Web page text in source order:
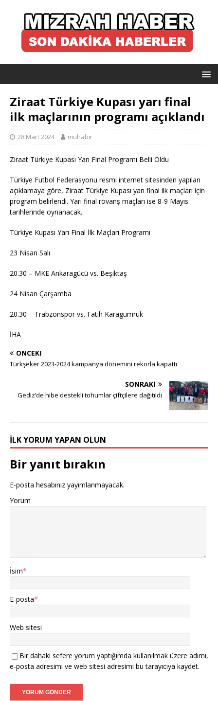
Ziraat Türkiye Kupası yarı final
ilk maçlarının programı açıklandı
28 Mart 2024 muhabir
Ziraat Türkiye Kupası Yarı Final Programı Belli Oldu
Türkiye Futbol Federasyonu resmi internet sitesinden yapılan
açıklamaya göre, Ziraat Türkiye Kupası yarı final ilk maçları için
program belirlendi. Yarı final rövanş maçları ise 8-9 Mayıs
tarihlerinde oynanacak.
Türkiye Kupası Yarı Final İlk Maçları Programı
23 Nisan Salı
20.30 – MKE Ankaragücü vs. Beşiktaş
24 Nisan Çarşamba
20.30 – Trabzonspor vs. Fatih Karagümrük
İHA
ÖNCEKI
Türkşeker 2023-2024 kampanya dönemini rekorla kapattı
SONRAKI
Gediz’de hibe destekli tohumlar çiftçilere dağıtıldı
İLK YORUM YAPAN OLUN
Bir yanıt bırakın
E-posta hesabınız yayımlanmayacak.
Yorum
İsim*
E-posta*
Web sitesi
Bir dahaki sefere yorum yaptığımda kullanılmak üzere adımı,
e-posta adresimi ve web sitesi adresimi bu tarayıcıya kaydet.